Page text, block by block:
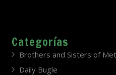
Categorías
Brothers and Sisters of
Daily Bugle